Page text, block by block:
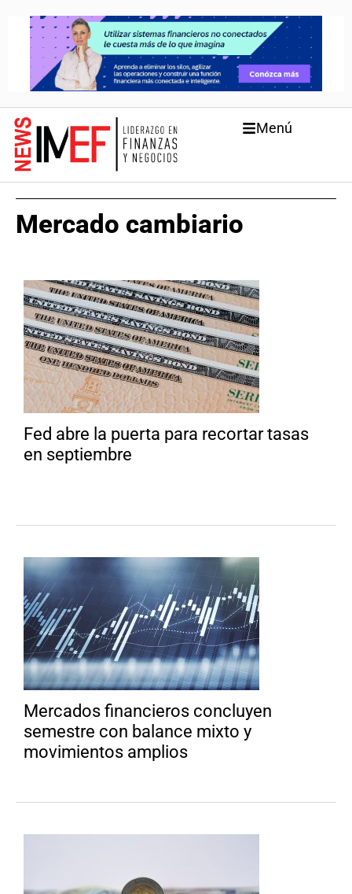
Menú
Mercado cambiario
Fed abre la puerta para recortar tasas
en septiembre
Mercados financieros concluyen
semestre con balance mixto y
movimientos amplios